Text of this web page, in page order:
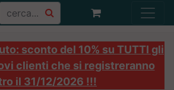
sconto del 10% su TUTTI gli
clienti che si registreranno
il 31/12/2026 !!!